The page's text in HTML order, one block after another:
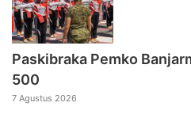
Paskibraka Pemko
500
7 Agustus 2026